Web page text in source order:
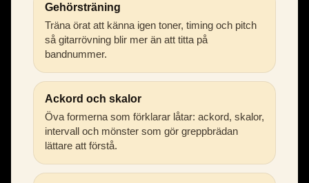
Gehörsträning
Träna örat att känna igen toner, timing och pitch
så gitarrövning blir mer än att titta på
bandnummer.
Ackord och skalor
Öva formerna som förklarar låtar: ackord, skalor,
intervall och mönster som gör greppbrädan
lättare att förstå.